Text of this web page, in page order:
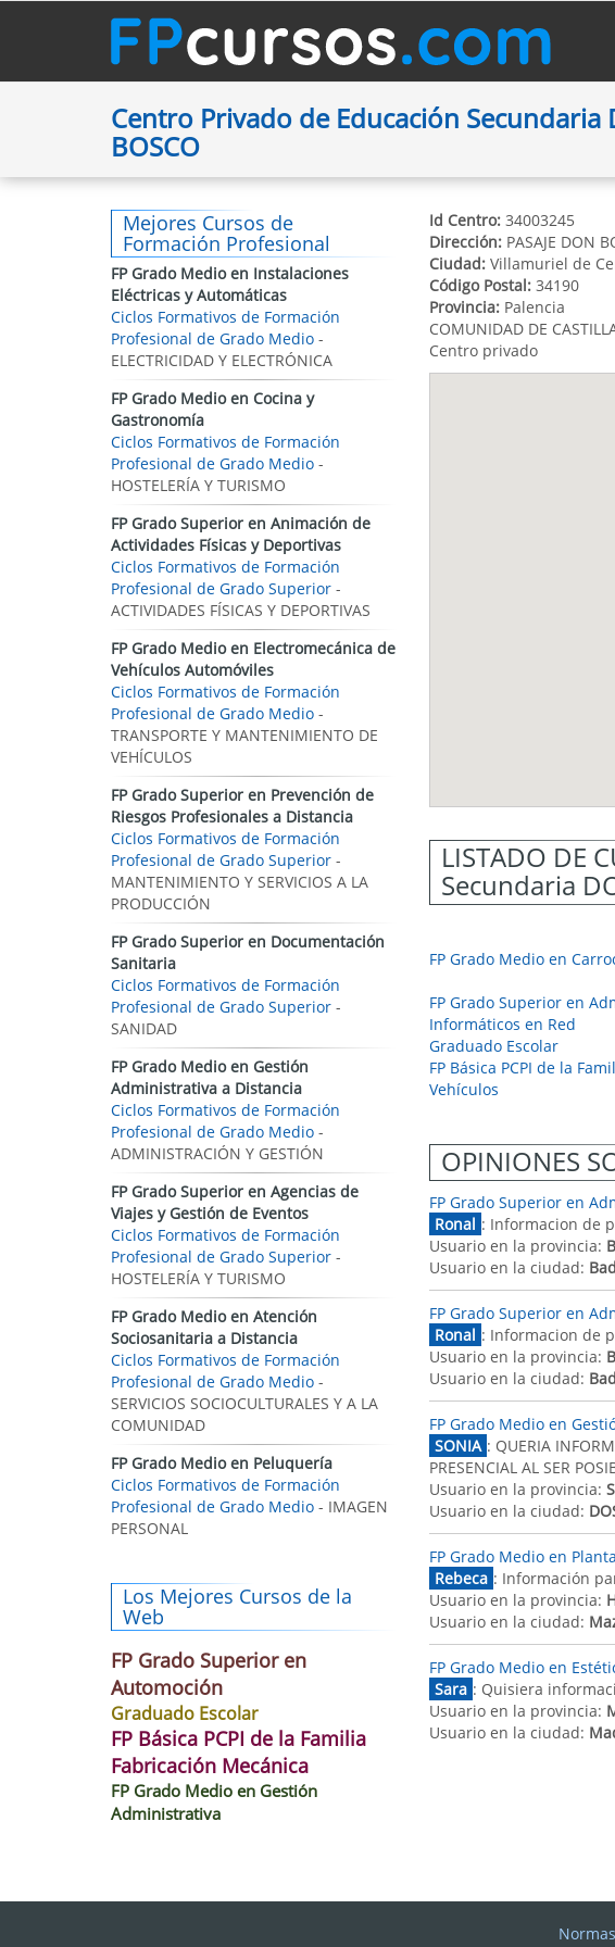
Centro Privado de Educación Secundaria
BOSCO
Id Centro:34003245
Dirección:PASAJE DON
Ciudad:Villamuriel de
Código Postal:34190
Provincia:Palencia
COMUNIDAD DE
Centro privado
LISTADO DE
Secundaria
FP Grado Medio en
FP Grado Superior en
Informáticos en Red
Graduado Escolar
FP Básica PCPI de la
Vehículos
OPINIONES
FP Grado Superior en
Ronal : Informacion de
Usuario en la provincia:
Usuario en la ciudad:
FP Grado Superior en
Ronal : Informacion de
Usuario en la provincia:
Usuario en la ciudad:
FP Grado Medio en
SONIA : QUERIA
PRESENCIAL AL SER
Usuario en la provincia:
Usuario en la ciudad:
FP Grado Medio en
Rebeca : Información
Usuario en la provincia:
Usuario en la ciudad:
FP Grado Medio en
Sara : Quisiera
Usuario en la provincia:
Usuario en la ciudad:
Mejores Cursos de
Formación Profesional
FP Grado Medio en Instalaciones
Eléctricas y Automáticas
Ciclos Formativos de Formación
Profesional de Grado Medio -
ELECTRICIDAD Y ELECTRÓNICA
FP Grado Medio en Cocina y
Gastronomía
Ciclos Formativos de Formación
Profesional de Grado Medio -
HOSTELERÍA Y TURISMO
FP Grado Superior en Animación de
Actividades Físicas y Deportivas
Ciclos Formativos de Formación
Profesional de Grado Superior -
ACTIVIDADES FÍSICAS Y DEPORTIVAS
FP Grado Medio en Electromecánica de
Vehículos Automóviles
Ciclos Formativos de Formación
Profesional de Grado Medio -
TRANSPORTE Y MANTENIMIENTO DE
VEHÍCULOS
FP Grado Superior en Prevención de
Riesgos Profesionales a Distancia
Ciclos Formativos de Formación
Profesional de Grado Superior -
MANTENIMIENTO Y SERVICIOS A LA
PRODUCCIÓN
FP Grado Superior en Documentación
Sanitaria
Ciclos Formativos de Formación
Profesional de Grado Superior -
SANIDAD
FP Grado Medio en Gestión
Administrativa a Distancia
Ciclos Formativos de Formación
Profesional de Grado Medio -
ADMINISTRACIÓN Y GESTIÓN
FP Grado Superior en Agencias de
Viajes y Gestión de Eventos
Ciclos Formativos de Formación
Profesional de Grado Superior -
HOSTELERÍA Y TURISMO
FP Grado Medio en Atención
Sociosanitaria a Distancia
Ciclos Formativos de Formación
Profesional de Grado Medio -
SERVICIOS SOCIOCULTURALES Y A LA
COMUNIDAD
FP Grado Medio en Peluquería
Ciclos Formativos de Formación
Profesional de Grado Medio - IMAGEN
PERSONAL
Los Mejores Cursos de la
Web
FP Grado Superior en
Automoción
Graduado Escolar
FP Básica PCPI de la Familia
Fabricación Mecánica
FP Grado Medio en Gestión
Administrativa